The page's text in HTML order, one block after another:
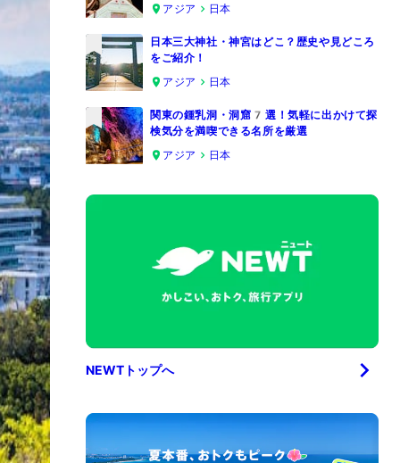
アジア
日本
4
日本三大神社・神宮はどこ？歴史や見どころ
をご紹介！
アジア
日本
5
関東の鍾乳洞・洞窟7選！気軽に出かけて探
検気分を満喫できる名所を厳選
アジア
日本
NEWTトップへ